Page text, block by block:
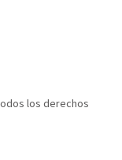
los derechos